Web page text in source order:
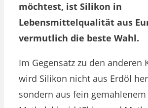
möchtest, ist Silikon in
Lebensmittelqualität aus
vermutlich die beste Wahl.
Im Gegensatz zu den anderen
wird Silikon nicht aus Erdöl
sondern aus fein